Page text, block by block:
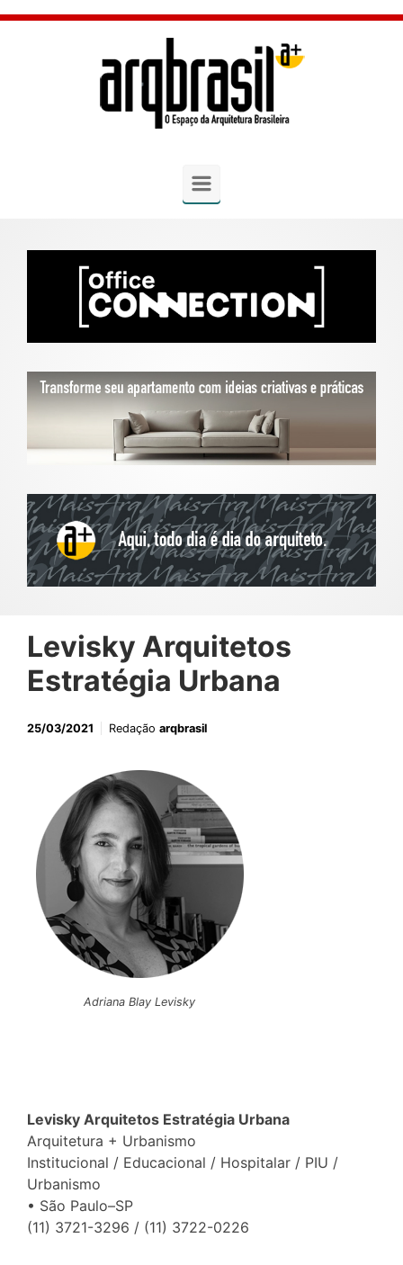
Skip to main content
Levisky Arquitetos
Estratégia Urbana
25/03/2021 Redação arqbrasil
Adriana Blay Levisky
Levisky Arquitetos Estratégia Urbana
Arquitetura + Urbanismo
Institucional / Educacional / Hospitalar / PIU /
Urbanismo
• São Paulo–SP
(11) 3721-3296 / (11) 3722-0226